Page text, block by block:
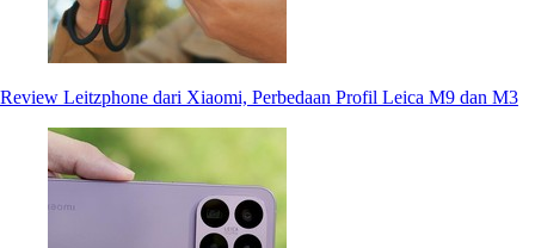
Review Leitzphone dari Xiaomi, Perbedaan Profil Leica M9 dan M3